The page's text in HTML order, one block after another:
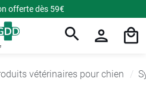
offerte dès 59€
vétérinaires pour chien